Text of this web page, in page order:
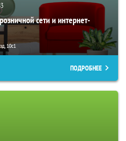
сети и интернет-
10с1
ПОДРОБНЕЕ